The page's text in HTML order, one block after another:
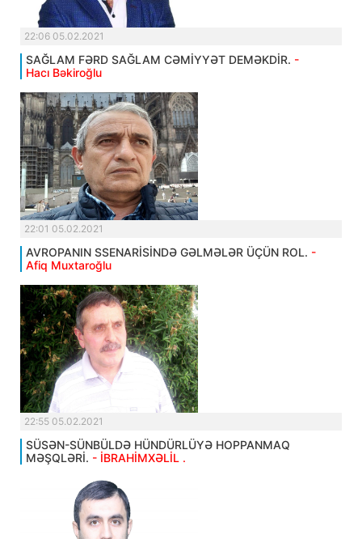
22:06 05.02.2021
SAĞLAM FƏRD SAĞLAM CƏMİYYƏT DEMƏKDİR. -
Hacı Bəkiroğlu
22:01 05.02.2021
AVROPANIN SSENARİSİNDƏ GƏLMƏLƏR ÜÇÜN ROL. -
Afiq Muxtaroğlu
22:55 05.02.2021
SÜSƏN-SÜNBÜLDƏ HÜNDÜRLÜYƏ HOPPANMAQ
MƏŞQLƏRİ. - İBRAHİMXƏLİL .